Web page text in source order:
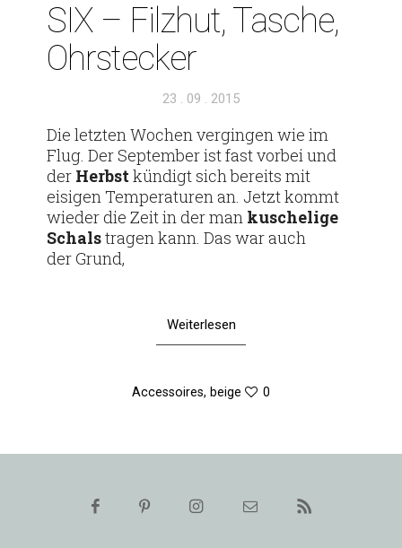
SIX – Filzhut, Tasche,
Ohrstecker
Veröffentlicht
23 . 09 . 2015
Die letzten Wochen ver­gingen wie im
Flug. Der Sep­tember ist fast vorbei und
der Herbstkün­digt sich bereits mit
eisigen Tem­pe­ra­turen an. Jetzt kommt
wieder die Zeit in der man kusche­lige
Schalstragen kann. Das war auch
der Grund,
Weiterlesen
Accessoires, beige 0